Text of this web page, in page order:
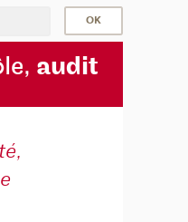
audit